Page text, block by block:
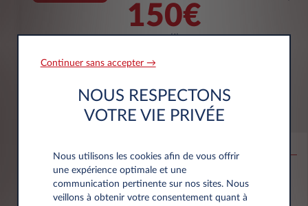
150€
(1)
Opel Combo
CARGO
75.000 km 60 mois Diesel
DÉCOUVREZ L'OFFRE
Continuer sans accepter →
NOUS RESPECTONS
VOTRE VIE PRIVÉE
Nous utilisons les cookies afin de vous offrir
une expérience optimale et une
communication pertinente sur nos sites. Nous
veillons à obtenir votre consentement quant à